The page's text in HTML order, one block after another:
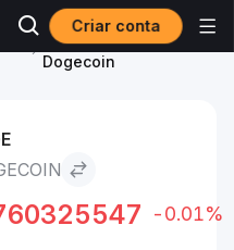
Criar conta
Franco suíço to
Dogecoin
-0.01%